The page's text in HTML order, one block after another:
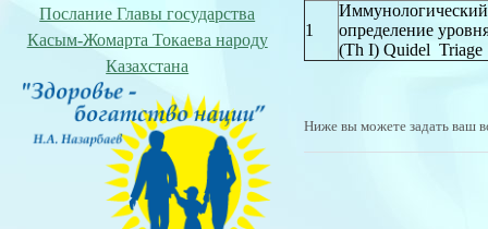
Послание Главы государства
Касым-Жомарта Токаева народу
Казахстана
1
Иммунологический
определение
(Тh I) Quidel
Ниже вы можете задать ваш